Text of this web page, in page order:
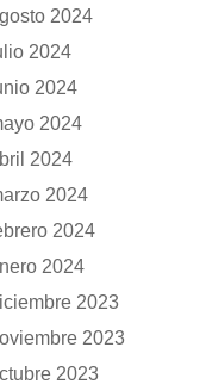
2024
2024
2024
2024
2024
2024
2024
2024
2023
2023
2023